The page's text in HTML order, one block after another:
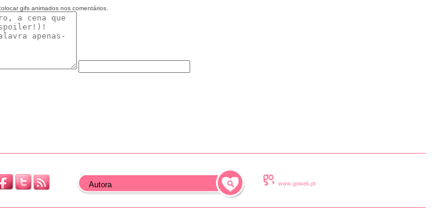
gifs animados nos comentários.
www.goweb.pt